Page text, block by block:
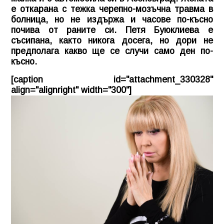
е откарана с тежка черепно-мозъчна травма в
болница, но не издържа и часове по-късно
почива от раните си. Петя Буюклиева е
съсипана, както никога досега, но дори не
предполага какво ще се случи само ден по-
късно.
[caption id="attachment_330328"
align="alignright" width="300"]